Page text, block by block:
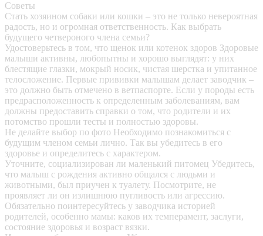
Советы
Стать хозяином собаки или кошки – это не только невероятная
радость, но и огромная ответственность. Как выбрать
будущего четвероного члена семьи?
Удостоверьтесь в том, что щенок или котенок здоров Здоровые
малыши активны, любопытны и хорошо выглядят: у них
блестящие глазки, мокрый носик, чистая шерстка и упитанное
телосложение. Первые прививки малышам делает заводчик –
это должно быть отмечено в ветпаспорте. Если у породы есть
предрасположенность к определенным заболеваниям, вам
должны предоставить справки о том, что родители и их
потомство прошли тесты и полностью здоровы.
Не делайте выбор по фото Необходимо познакомиться с
будущим членом семьи лично. Так вы убедитесь в его
здоровье и определитесь с характером.
Уточните, социализирован ли маленький питомец Убедитесь,
что малыш с рождения активно общался с людьми и
животными, был приучен к туалету. Посмотрите, не
проявляет ли он излишнюю пугливость или агрессию.
Обязательно поинтересуйтесь у заводчика историей
родителей, особенно мамы: каков их темперамент, заслуги,
состояние здоровья и возраст вязки.